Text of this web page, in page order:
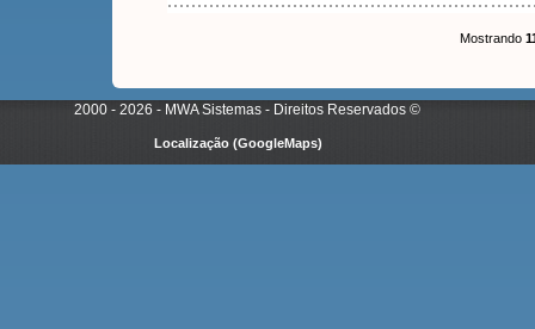
Mostrando
2000 - 2026 - MWA Sistemas - Direitos Reservados©
Localização (GoogleMaps)